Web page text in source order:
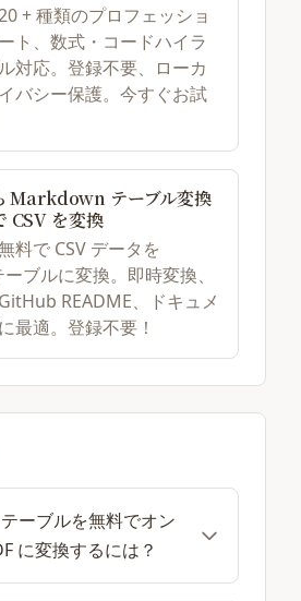
+ 種類のプロフェッショ
ト、数式・コードハイラ
対応。登録不要、ローカ
バシー保護。今すぐお試
Markdown テーブル変換
CSV を変換
料で CSV データを
ブルに変換。即時変換、
README、ドキュメ
最適。登録不要！
ーブルを無料でオン
に変換するには？